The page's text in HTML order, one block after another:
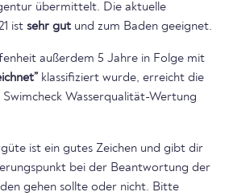
übermittelt. Die aktuelle
ist sehr gut und zum Baden geeignet.
außerdem 5 Jahre in Folge mit
klassifiziert wurde, erreicht die
Wasserqualität-Wertung
ist ein gutes Zeichen und gibt dir
bei der Beantwortung der
gehen sollte oder nicht. Bitte